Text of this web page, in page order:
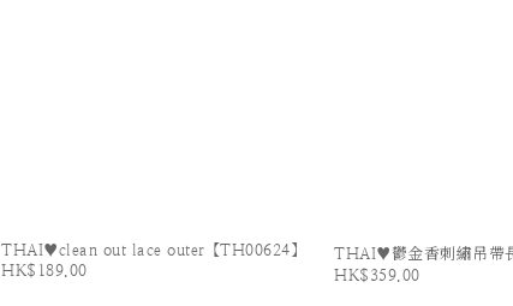
THAI♥clean out lace outer【TH00624】
HK$189.00
THAI♥鬱金香刺繡吊帶
HK$359.00